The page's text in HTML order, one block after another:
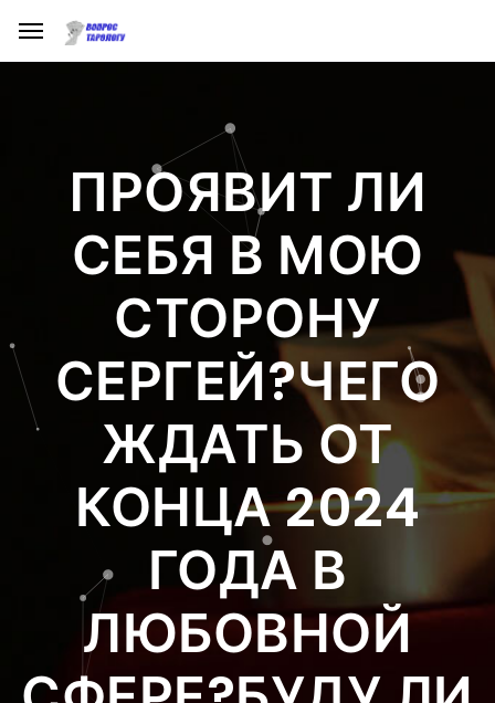
ПРОЯВИТ ЛИ
СЕБЯ В МОЮ
СТОРОНУ
СЕРГЕЙ?ЧЕГО
ЖДАТЬ ОТ
КОНЦА 2024
ГОДА В
ЛЮБОВНОЙ